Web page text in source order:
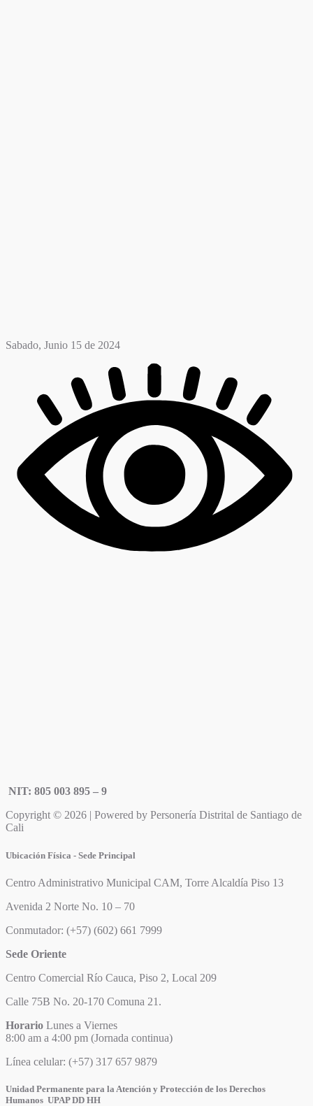
Sabado, Junio 15 de 2024
NIT: 805 003 895 – 9
Copyright © 2026 | Powered by Personería Distrital de Santiago de
Cali
Ubicación Física - Sede Principal
Centro Administrativo Municipal CAM, Torre Alcaldía Piso 13
Avenida 2 Norte No. 10 – 70
Conmutador: (+57) (602) 661 7999
Sede Oriente
Centro Comercial Río Cauca, Piso 2, Local 209
Calle 75B No. 20-170 Comuna 21.
Horario Lunes a Viernes
8:00 am a 4:00 pm (Jornada continua)
Línea celular: (+57) 317 657 9879
Unidad Permanente para la Atención y Protección de los Derechos
Humanos UPAP DD HH